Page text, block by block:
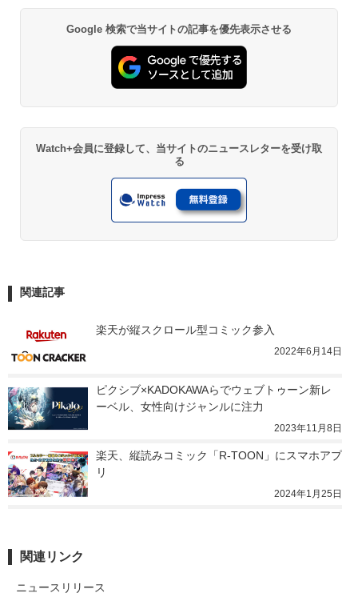
Google 検索で当サイトの記事を優先表示させる
Watch+会員に登録して、当サイトのニュースレターを受け取
る
関連記事
楽天が縦スクロール型コミック参入
2022年6月14日
ピクシブ×KADOKAWAらでウェブトゥーン新レ
ーベル、女性向けジャンルに注力
2023年11月8日
楽天、縦読みコミック「R-TOON」にスマホアプ
リ
2024年1月25日
関連リンク
ニュースリリース